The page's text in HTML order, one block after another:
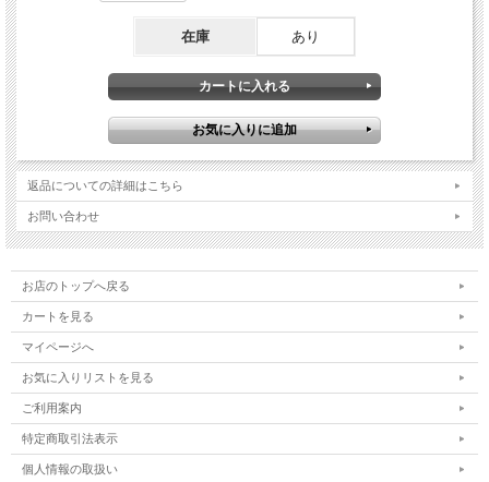
在庫 あり
返品についての詳細はこちら
お問い合わせ
お店のトップへ戻る
カートを見る
マイページへ
お気に入りリストを見る
ご利用案内
特定商取引法表示
個人情報の取扱い